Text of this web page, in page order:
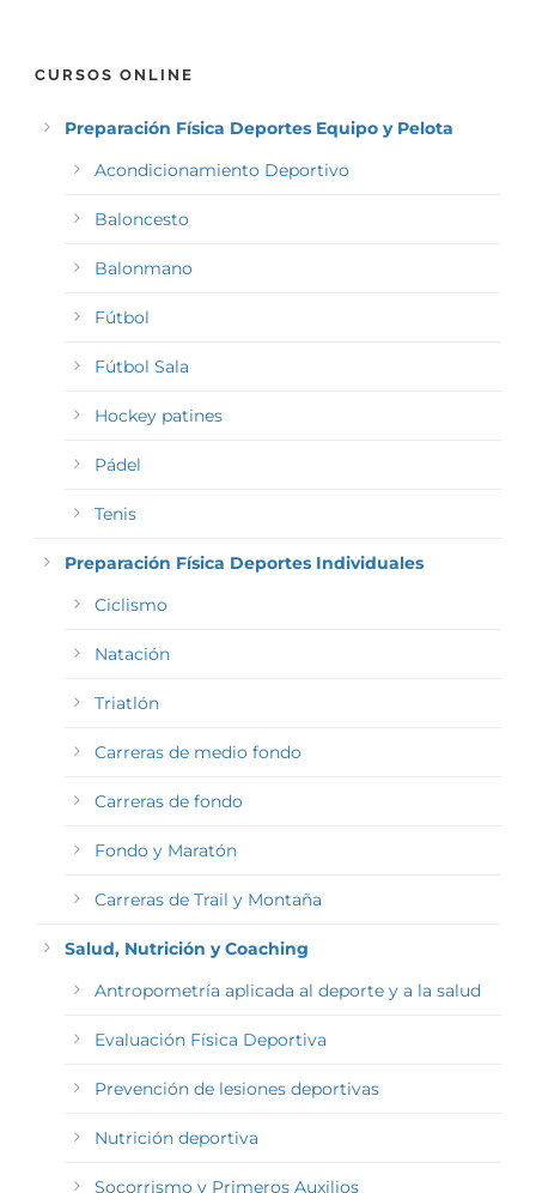
CURSOS ONLINE
Preparación Física Deportes Equipo y Pelota
Acondicionamiento Deportivo
Baloncesto
Balonmano
Fútbol
Fútbol Sala
Hockey patines
Pádel
Tenis
Preparación Física Deportes Individuales
Ciclismo
Natación
Triatlón
Carreras de medio fondo
Carreras de fondo
Fondo y Maratón
Carreras de Trail y Montaña
Salud, Nutrición y Coaching
Antropometría aplicada al deporte y a la salud
Evaluación Física Deportiva
Prevención de lesiones deportivas
Nutrición deportiva
Socorrismo y Primeros Auxilios